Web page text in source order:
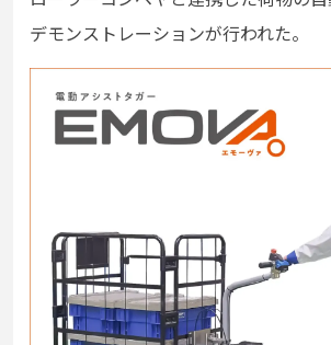
デモンストレーションが行われた。